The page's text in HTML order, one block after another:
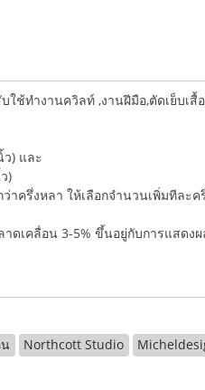
ใช้ทำงานควิลท์ ,งานฝีมือ,ตัดเย็บเสื้
) และ
)
าครึ่งหลา ให้เลือกจำนวนเพิ่มทีละ
ดเคลื่อน 3-5% ขึ้นอยู่กับการแสดง
Northcott Studio